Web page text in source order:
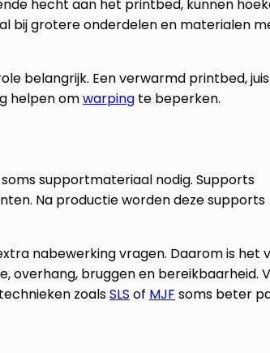
hecht aan het printbed, kunnen
bij grotere onderdelen en materialen
belangrijk. Een verwarmd printbed,
helpen omwarping te beperken.
supportmateriaal nodig. Supports
Na productie worden deze supports
nabewerking vragen. Daarom is het
overhang, bruggen en bereikbaarheid.
zoalsSLS of MJF soms beter